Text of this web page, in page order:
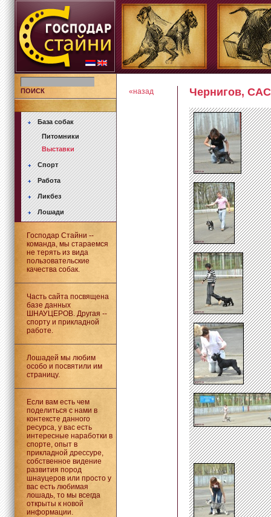
ПОИСК
База собак
Питомники
Выставки
Спорт
Работа
Ликбез
Лошади
Господар Стайни --
команда, мы стараемся
не терять из вида
пользовательские
качества собак.
Часть сайта посвящена
базе данных
ШНАУЦЕРОВ. Другая --
спорту и прикладной
работе.
Лошадей мы любим
особо и посвятили им
страницу.
Если вам есть чем
поделиться с нами в
контексте данного
ресурса, у вас есть
интересные наработки в
спорте, опыт в
прикладной дрессуре,
собственное видение
развития пород
шнауцеров или просто у
вас есть любимая
лошадь, то мы всегда
открыты к новой
информации.
«назад Чернигов,